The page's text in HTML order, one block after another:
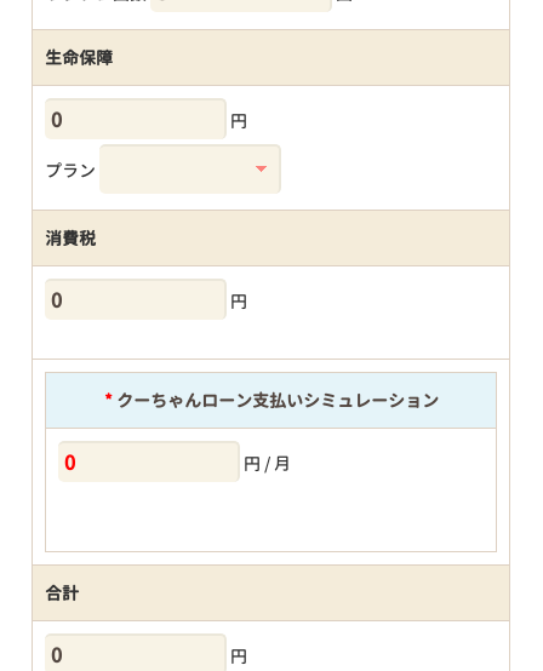
生命保障
円
プラン
消費税
円
*クーちゃんローン支払いシミュレーション
円 / 月
合計
円